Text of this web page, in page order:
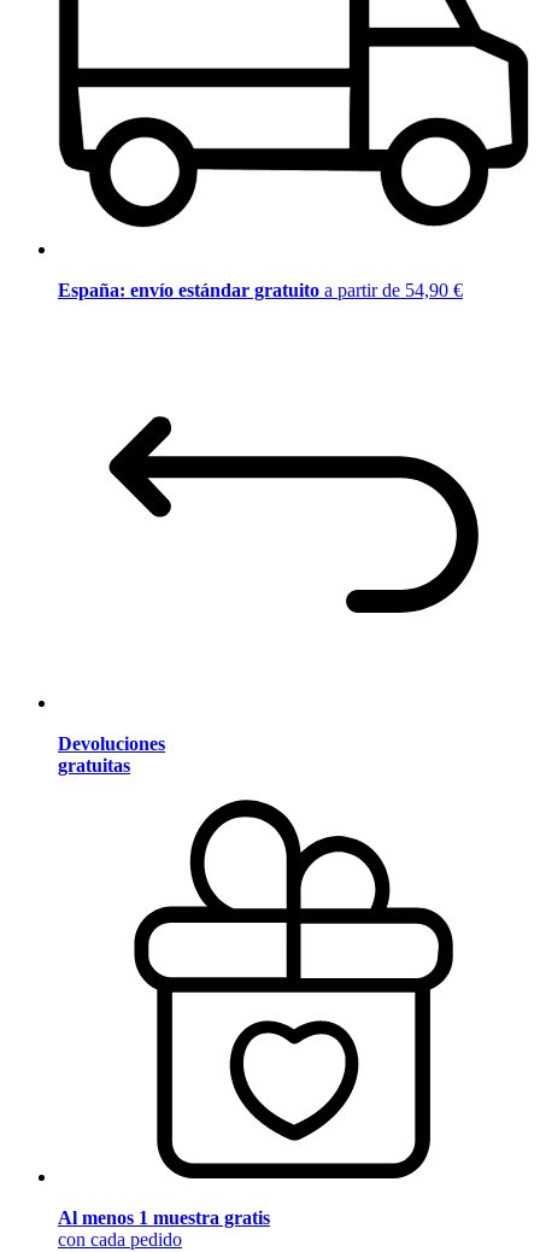
España: envío estándar gratuito a partir de 54,90 €
Devoluciones
gratuitas
Al menos 1 muestra gratis
con cada pedido